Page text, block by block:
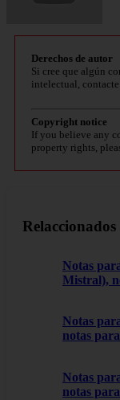
Derechos de autor
Si cree que algún
intelectual, contacte
Copyright notice
If you believe any
property rights,
Relaccionados
Notas
Mistral),
Notas
notas
Notas
notas